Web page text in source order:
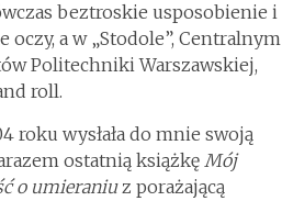
beztroskie usposobienie i
oczy, a w „Stodole”, Centralnym
Politechniki Warszawskiej,
roll.
roku wysłała do mnie swoją
ostatnią książkęMój
o umieraniuz porażającą